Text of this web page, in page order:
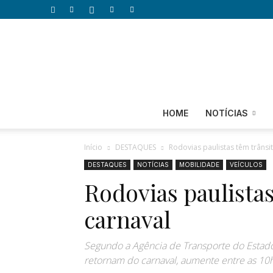
HOME NOTÍCIAS
Início DESTAQUES Rodovias paulistas têm
DESTAQUES NOTÍCIAS MOBILIDADE VEÍCULOS
Rodovias
carnaval
Segundo a Agência de Transporte do
retornam do carnaval, aumente entre as